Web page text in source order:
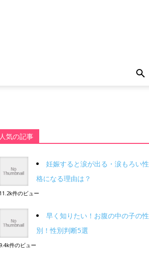
人気の記事
妊娠すると涙が出る・涙もろい性
格になる理由は？
11.2k件のビュー
早く知りたい！お腹の中の子の性
別！性別判断5選
9.4k件のビュー